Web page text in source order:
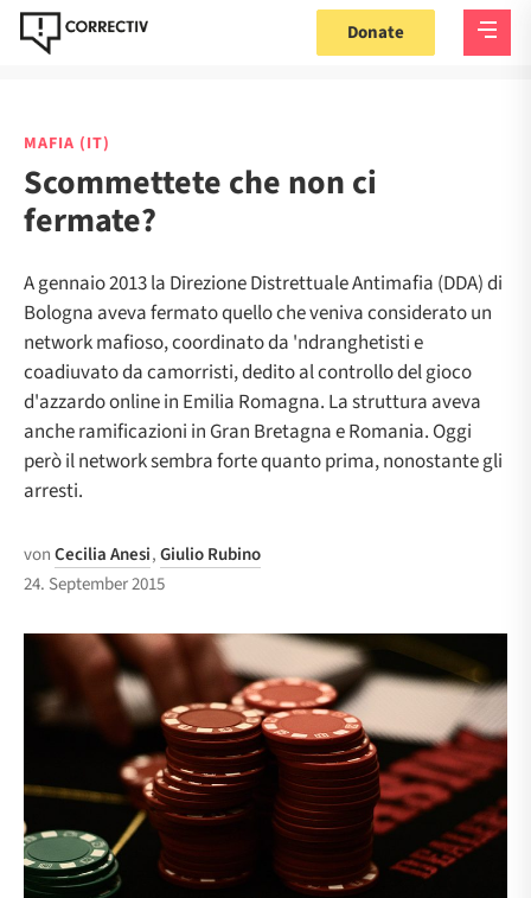
Donate
MAFIA (IT)
Scommettete che non ci
fermate?
A gennaio 2013 la Direzione Distrettuale Antimafia (DDA) di
Bologna aveva fermato quello che veniva considerato un
network mafioso, coordinato da 'ndranghetisti e
coadiuvato da camorristi, dedito al controllo del gioco
d'azzardo online in Emilia Romagna. La struttura aveva
anche ramificazioni in Gran Bretagna e Romania. Oggi
però il network sembra forte quanto prima, nonostante gli
arresti.
vonCecilia Anesi,Giulio Rubino
24. September 2015